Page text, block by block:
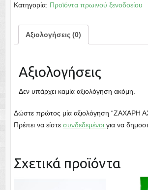
Κατηγορία: Προϊόντα πρωινού ξενοδοείου
Αξιολογήσεις (0)
Αξιολογήσεις
Δεν υπάρχει καμία αξιολόγηση ακόμη.
Δώστε πρώτος μία αξιολόγηση “ΖΑΧΑΡΗ
Πρέπει να είστε συνδεδεμένοι για να
Σχετικά προϊόντα